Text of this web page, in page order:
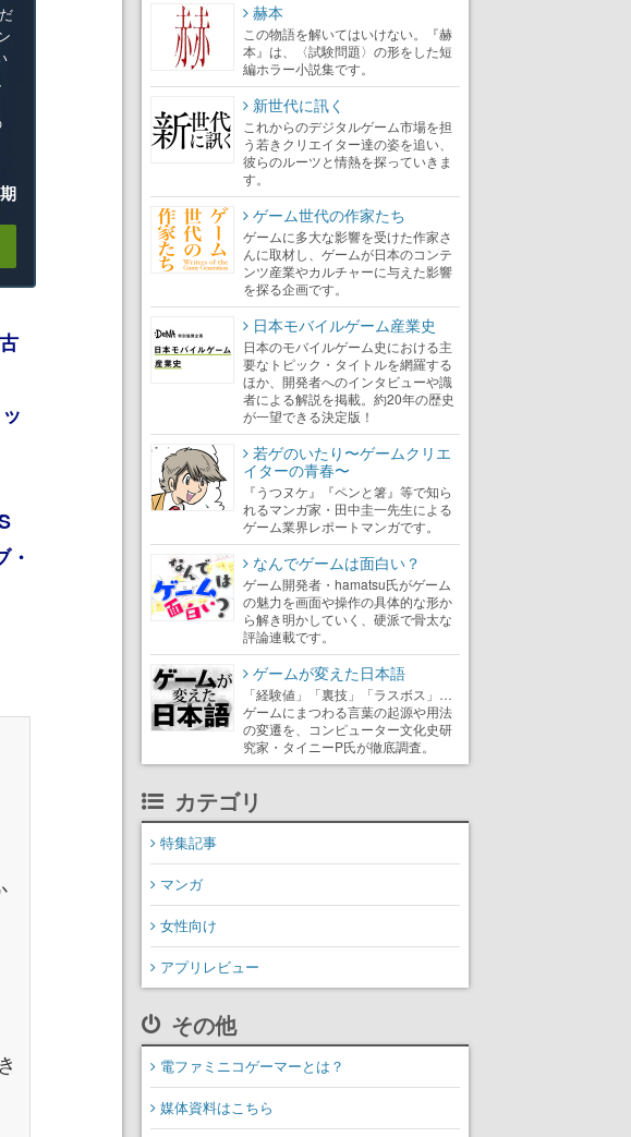
・
赫本
この物語を解いてはいけない。『赫
本』は、〈試験問題〉の形をした短
編ホラー小説集です。
新世代に訊く
これからのデジタルゲーム市場を担
う若きクリエイター達の姿を追い、
彼らのルーツと情熱を探っていきま
す。
ゲーム世代の作家たち
ゲームに多大な影響を受けた作家さ
んに取材し、ゲームが日本のコンテ
ンツ産業やカルチャーに与えた影響
を探る企画です。
日本モバイルゲーム産業史
日本のモバイルゲーム史における主
要なトピック・タイトルを網羅する
ほか、開発者へのインタビューや識
者による解説を掲載。約20年の歴史
が一望できる決定版！
若ゲのいたり〜ゲームクリエ
イターの青春〜
『うつヌケ』『ペンと箸』等で知ら
れるマンガ家・田中圭一先生による
ゲーム業界レポートマンガです。
なんでゲームは面白い？
ゲーム開発者・hamatsu氏がゲーム
の魅力を画面や操作の具体的な形か
ら解き明かしていく、硬派で骨太な
評論連載です。
ゲームが変えた日本語
「経験値」「裏技」「ラスボス」…
ゲームにまつわる言葉の起源や用法
の変遷を、コンピューター文化史研
究家・タイニーP氏が徹底調査。
カテゴリ
特集記事
マンガ
女性向け
アプリレビュー
その他
電ファミニコゲーマーとは？
媒体資料はこちら